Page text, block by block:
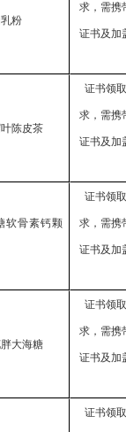
粉
求， 需携
证书及加
陈皮茶
证书领
求， 需携
证书及加
软骨素钙颗
证书领
求， 需携
证书及加
大海糖
证书领
求， 需携
证书及加
证书领